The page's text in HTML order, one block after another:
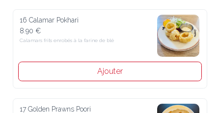
16 Calamar Pokhari
8.90 €
Calamars frits enrobés à la farine de blé
Ajouter
17 Golden Prawns Poori